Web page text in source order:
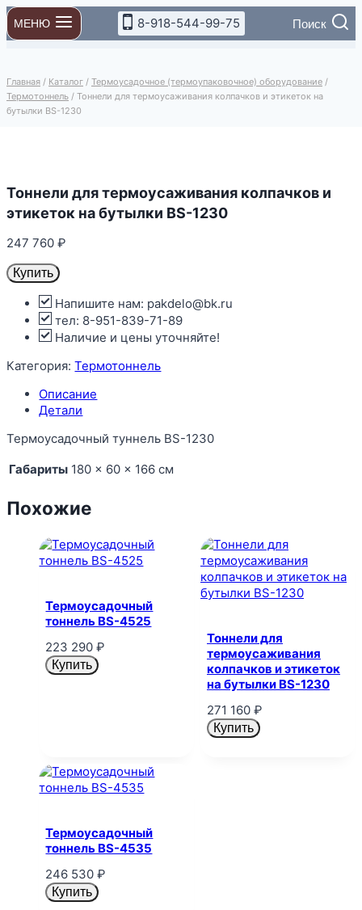
Перейти
к
содержимому
МЕНЮ 8-918-544-99-75 Поиск
Главная / Каталог / Термоусадочное (термоупаковочное) оборудование /
Термотоннель / Тоннели для термоусаживания колпачков и этикеток на
бутылки BS-1230
Тоннели для термоусаживания колпачков и
этикеток на бутылки BS-1230
247 760₽
Купить
Напишите нам: pakdelo@bk.ru
тел: 8-951-839-71-89
Наличие и цены уточняйте!
Категория:Термотоннель
Описание
Детали
Термоусадочный туннель BS-1230
Габариты 180 × 60 × 166 см
Похожие
Термоусадочный
тоннель BS-4525
223 290₽
Купить
Тоннели для
термоусаживания
колпачков и этикеток
на бутылки BS-1230
271 160 ₽
Купить
Термоусадочный
тоннель BS-4535
246 530₽
Купить